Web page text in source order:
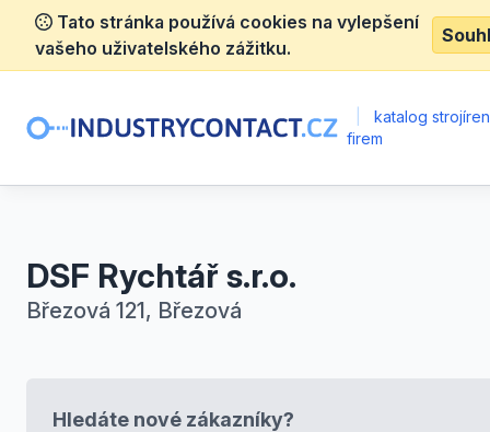
Tato stránka používá cookies na vylepšení
vašeho uživatelského zážitku.
katalog
firem
DSF Rychtář s.r.o.
Březová 121, Březová
Hledáte nové zákazníky?